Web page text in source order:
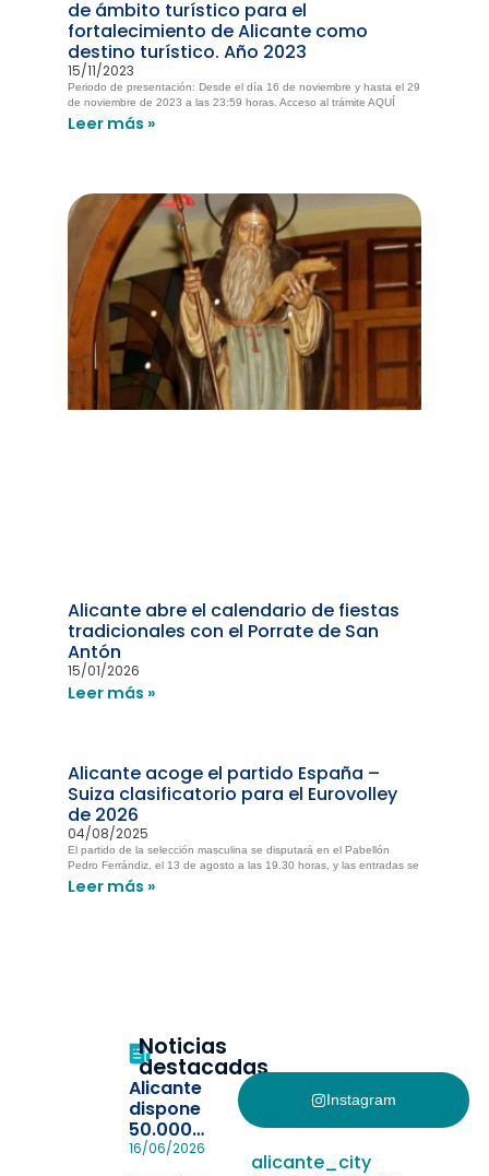
de ámbito turístico para el
fortalecimiento de Alicante como
destino turístico. Año 2023
15/11/2023
Periodo de presentación: Desde el día 16 de noviembre y hasta el 29
de noviembre de 2023 a las 23:59 horas. Acceso al trámite AQUÍ
Leer más »
Alicante abre el calendario de fiestas
tradicionales con el Porrate de San
Antón
15/01/2026
Leer más »
Alicante acoge el partido España –
Suiza clasificatorio para el Eurovolley
de 2026
04/08/2025
El partido de la selección masculina se disputará en el Pabellón
Pedro Ferrándiz, el 13 de agosto a las 19.30 horas, y las entradas se
Leer más »
Noticias
destacadas
Alicante
dispone
50.000
pulseras
16/06/2026
Instagram
alicante_city